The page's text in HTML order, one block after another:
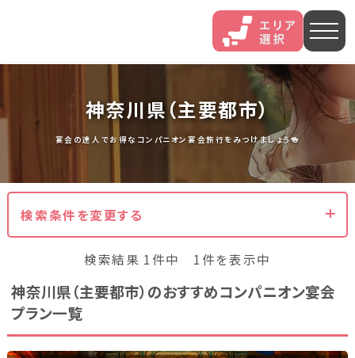
石和 伊香保 熱海
鬼怒川
いわき湯本 越後湯沢
あわら 菊池
北海道・東北
北海道(13) 岩手県(3) 山形県(3)
宮城県(8)
神奈川県（主要都市）
宴会の達人でお得なコンパニオン宴会旅行をみつけましょう🍻
検索条件を変更する
検索結果 1件中 1件を表示中
神奈川県（主要都市）のおすすめコンパニオン宴会
プラン一覧